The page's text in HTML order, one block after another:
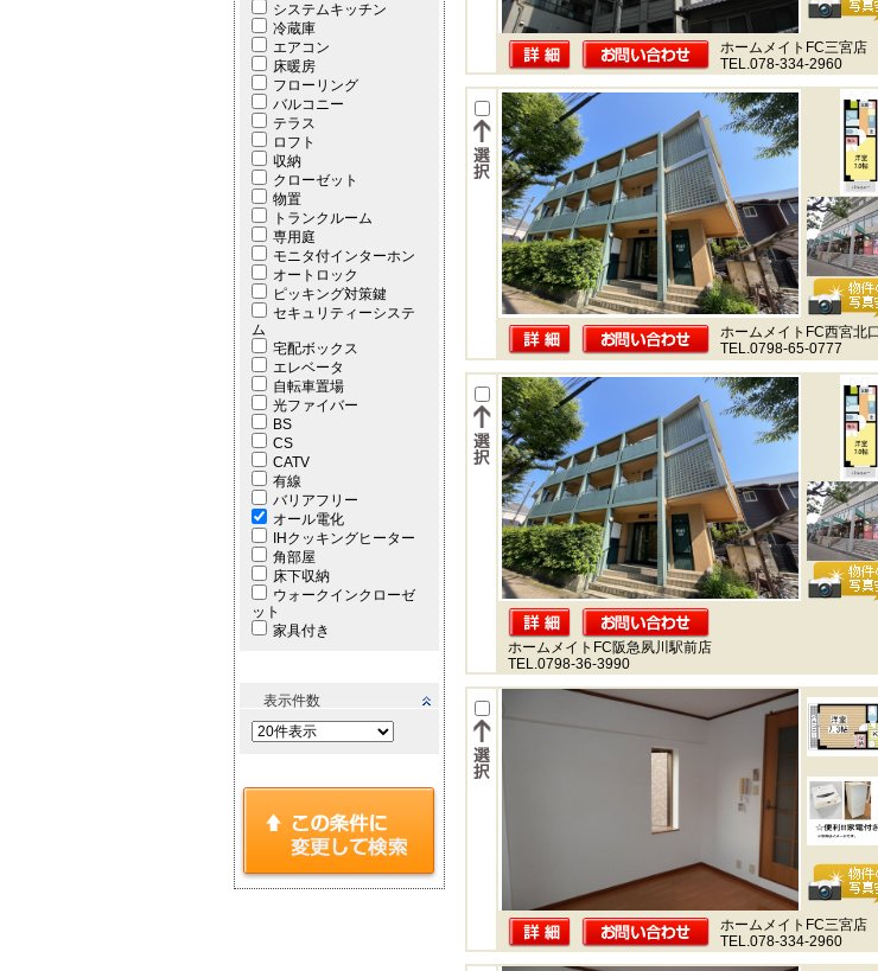
システムキッチン
冷蔵庫
エアコン
床暖房
フローリング
バルコニー
テラス
ロフト
収納
クローゼット
物置
トランクルーム
専用庭
モニタ付インターホン
オートロック
ピッキング対策鍵
セキュリティーシステ
ム
宅配ボックス
エレベータ
自転車置場
光ファイバー
BS
CS
CATV
有線
バリアフリー
オール電化
IHクッキングヒーター
角部屋
床下収納
ウォークインクローゼ
ット
家具付き
表示件数
ホームメイトFC三宮店
TEL.078-334-2960
ホームメイトFC西宮北
TEL.0798-65-0777
ホームメイトFC阪急夙川駅前店
TEL.0798-36-3990
ホームメイトFC三宮店
TEL.078-334-2960